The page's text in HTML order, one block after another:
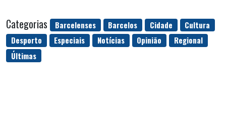
Categorias Barcelenses Barcelos Cidade
Cultura
Desporto
Especiais Notícias Opinião
Regional
Últimas